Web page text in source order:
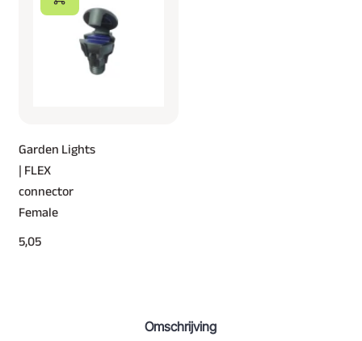
Garden Lights
| FLEX
connector
Female
5,05
Omschrijving